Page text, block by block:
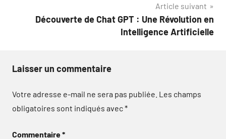
Article suivant
Découverte de Chat GPT : Une Révolution en
Intelligence Artificielle
Laisser un commentaire
Votre adresse e-mail ne sera pas publiée. Les champs
obligatoires sont indiqués avec*
Commentaire*